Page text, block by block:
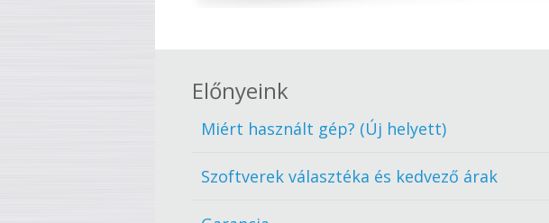
Előnyeink
Miért használt gép? (Új helyett)
Szoftverek választéka és kedvező árak